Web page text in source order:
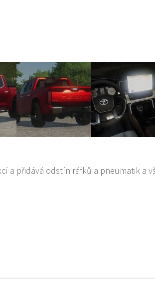
a přidává odstín ráfků a pneumatik a